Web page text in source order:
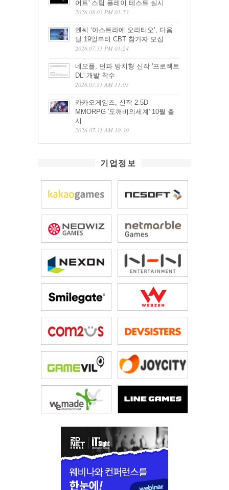
어트' 스팀 플레이 테스트 실시
2026.08.03 PM 01:53
엔씨 ‘아스트라에 오라티오’, 다음
달 19일부터 CBT 참가자 모집
2026.07.31 PM 01:24
네오플, 던파 방치형 신작 '프로젝트
DL' 개발 착수
2026.07.31 AM 11:03
카카오게임즈, 신작 2.5D
MMORPG '도깨비의세계' 10월 출
시
2026.07.31 AM 10:30
기업정보